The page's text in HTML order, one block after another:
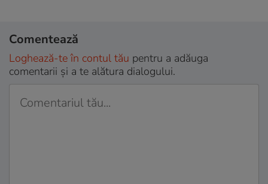
Comentează
Loghează-te în contul tău pentru a adăuga
comentarii și a te alătura dialogului.